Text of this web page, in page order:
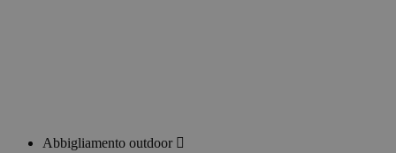
Abbigliamento outdoor